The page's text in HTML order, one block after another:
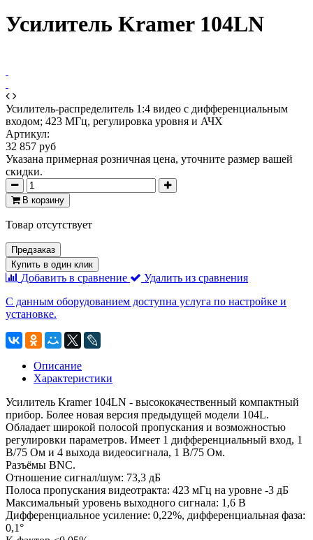
Усилитель Kramer 104LN
Усилитель-распределитель 1:4 видео с дифференциальным
входом; 423 МГц, регулировка уровня и АЧХ
Артикул:
32 857 руб
Указана примерная розничная цена, уточните размер вашей
скидки.
В корзину
Товар отсутствует
Предзаказ
Купить в один клик
Добавить в сравнение
Удалить из сравнения
С данным оборудованием доступна услуга по настройке и
установке.
Описание
Характеристики
Усилитель Kramer 104LN - высококачественный компактный
прибор. Более новая версия предыдущей модели 104L.
Обладает широкой полосой пропускания и возможностью
регулировки параметров. Имеет 1 дифференциальный вход, 1
В/75 Ом и 4 выхода видеосигнала, 1 В/75 Ом.
Разъёмы BNC.
Отношение сигнал/шум: 73,3 дБ
Полоса пропускания видеотракта: 423 мГц на уровне -3 дБ
Максимальный уровень выходного сигнала: 1,6 В
Дифференциальное усиление: 0,22%, дифференциальная фаза:
0,1°